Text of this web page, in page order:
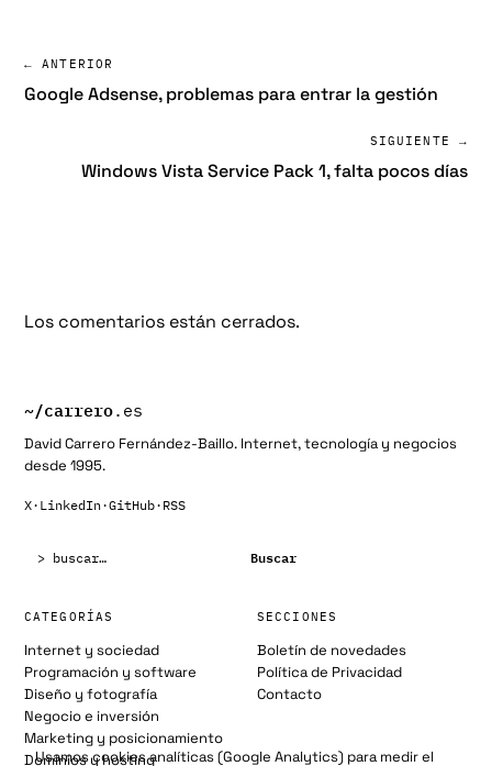
← ANTERIOR
Google Adsense, problemas para entrar la gestión
SIGUIENTE →
Windows Vista Service Pack 1, falta pocos días
Los comentarios están cerrados.
~/carrero.es
David Carrero Fernández-Baillo. Internet, tecnología y negocios
desde 1995.
X· LinkedIn·GitHub· RSS
Buscar
CATEGORÍAS
Internet y sociedad
Programación y software
Diseño y fotografía
Negocio e inversión
Marketing y posicionamiento
Dominios y hosting
SECCIONES
Boletín de novedades
Política de Privacidad
Contacto
Usamos cookies analíticas (Google Analytics) para medir el